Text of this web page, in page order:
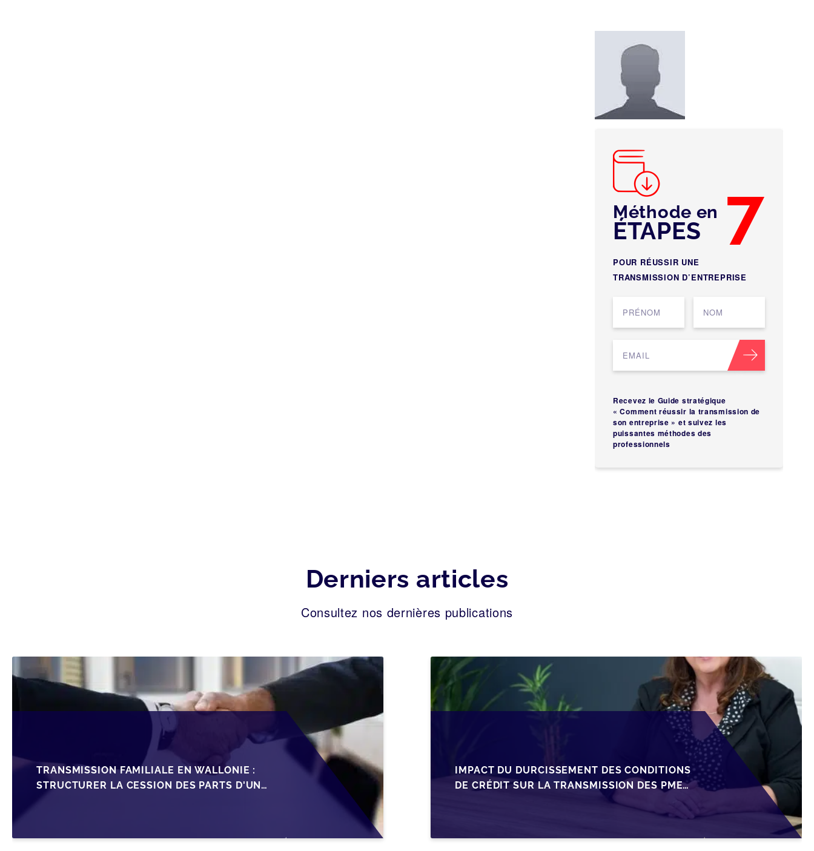
Méthode en 7
ÉTAPES
POUR RÉUSSIR UNE
TRANSMISSION D’ENTREPRISE
Recevez le Guide stratégique
« Comment réussir la transmission de
son entreprise » et suivez les
puissantes méthodes des
professionnels
Derniers articles
Consultez nos dernières publications
TRANSMISSION FAMILIALE EN WALLONIE :
STRUCTURER LA CESSION DES PARTS D'UNE
SRL
IMPACT DU DURCISSEMENT DES CONDITIONS
DE CRÉDIT SUR LA TRANSMISSION DES PME